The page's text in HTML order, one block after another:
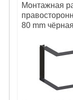
Монтажная
80 mm чёрная